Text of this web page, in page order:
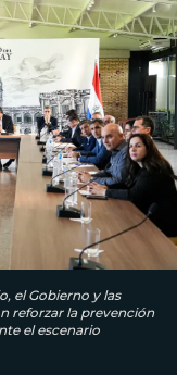
el Gobierno y las
reforzar la prevención
el escenario